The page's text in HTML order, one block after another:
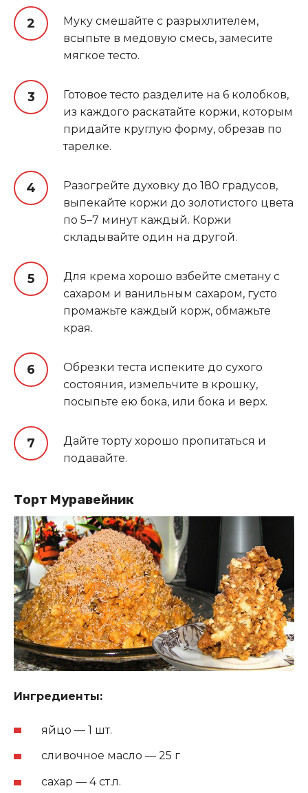
Муку смешайте с разрыхлителем,
всыпьте в медовую смесь, замесите
мягкое тесто.
Готовое тесто разделите на 6 колобков,
из каждого раскатайте коржи, которым
придайте круглую форму, обрезав по
тарелке.
Разогрейте духовку до 180 градусов,
выпекайте коржи до золотистого цвета
по 5–7 минут каждый. Коржи
складывайте один на другой.
Для крема хорошо взбейте сметану с
сахаром и ванильным сахаром, густо
промажьте каждый корж, обмажьте
края.
Обрезки теста испеките до сухого
состояния, измельчите в крошку,
посыпьте ею бока, или бока и верх.
Дайте торту хорошо пропитаться и
подавайте.
Торт Муравейник
Ингредиенты:
яйцо — 1 шт.
сливочное масло — 25 г
сахар — 4 ст.л.